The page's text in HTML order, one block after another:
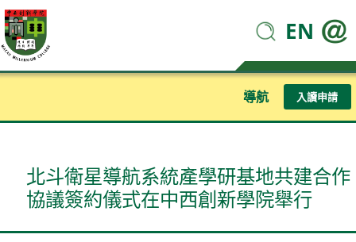
EN
導航 入讀申請
北斗衛星導航系統產學研基地共建合作
協議簽約儀式在中西創新學院舉行